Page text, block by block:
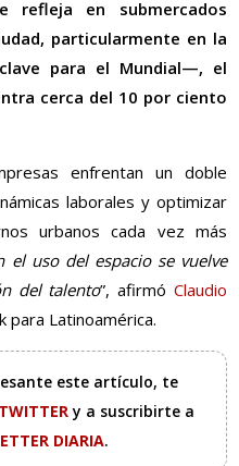
refleja en submercados
particularmente en la
para el Mundial—, el
cerca del 10 por ciento
enfrentan un doble
laborales y optimizar
urbanos cada vez más
el uso del espacio se vuelve
del talento”, afirmó Claudio
para Latinoamérica.
este artículo, te
TWITTERy a suscribirte a
DIARIA.